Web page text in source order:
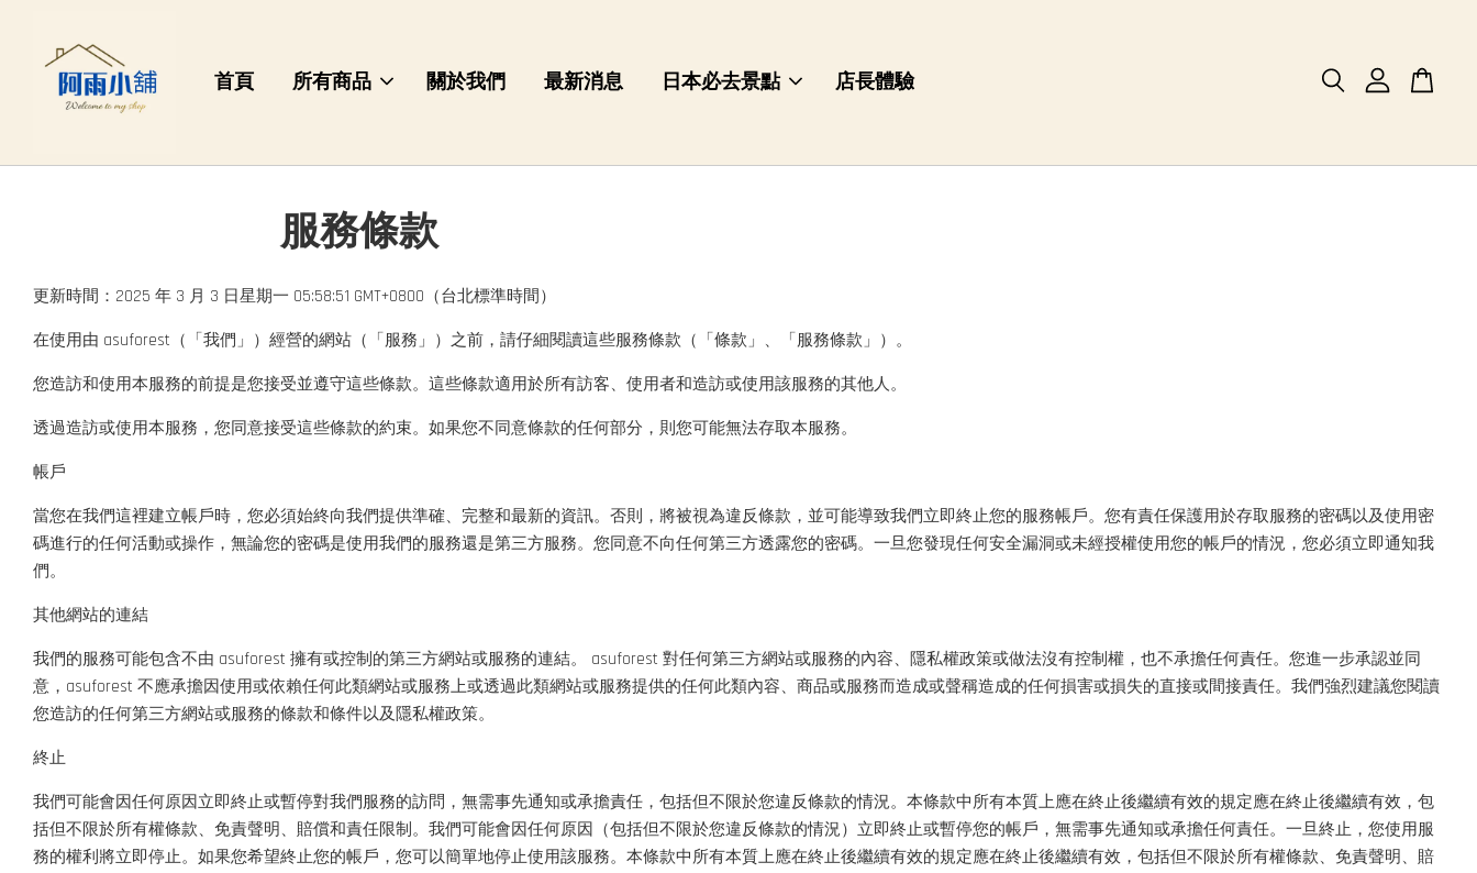
首頁 所有商品 關於我們 最新消息 日本必去景點 店長體驗
服務條款
更新時間：2025 年 3 月 3 日星期一 05:58:51 GMT+0800（台北標準時間）
在使用由 asuforest（「我們」）經營的網站（「服務」）之前，請仔細閱讀這些服務條款（「條款」、「服務條款」）。
您造訪和使用本服務的前提是您接受並遵守這些條款。這些條款適用於所有訪客、使用者和造訪或使用該服務的其他人。
透過造訪或使用本服務，您同意接受這些條款的約束。如果您不同意條款的任何部分，則您可能無法存取本服務。
帳戶
當您在我們這裡建立帳戶時，您必須始終向我們提供準確、完整和最新的資訊。否則，將被視為違反條款，並可能導致我們立即終止您的服務帳戶。您有責任保護用於存取服務的密碼以及使用密
碼進行的任何活動或操作，無論您的密碼是使用我們的服務還是第三方服務。您同意不向任何第三方透露您的密碼。一旦您發現任何安全漏洞或未經授權使用您的帳戶的情況，您必須立即通知我
們。
其他網站的連結
我們的服務可能包含不由 asuforest 擁有或控制的第三方網站或服務的連結。 asuforest 對任何第三方網站或服務的內容、隱私權政策或做法沒有控制權，也不承擔任何責任。您進一步承認並同
意，asuforest 不應承擔因使用或依賴任何此類網站或服務上或透過此類網站或服務提供的任何此類內容、商品或服務而造成或聲稱造成的任何損害或損失的直接或間接責任。我們強烈建議您閱讀
您造訪的任何第三方網站或服務的條款和條件以及隱私權政策。
終止
我們可能會因任何原因立即終止或暫停對我們服務的訪問，無需事先通知或承擔責任，包括但不限於您違反條款的情況。本條款中所有本質上應在終止後繼續有效的規定應在終止後繼續有效，包
括但不限於所有權條款、免責聲明、賠償和責任限制。我們可能會因任何原因（包括但不限於您違反條款的情況）立即終止或暫停您的帳戶，無需事先通知或承擔任何責任。一旦終止，您使用服
務的權利將立即停止。如果您希望終止您的帳戶，您可以簡單地停止使用該服務。本條款中所有本質上應在終止後繼續有效的規定應在終止後繼續有效，包括但不限於所有權條款、免責聲明、賠